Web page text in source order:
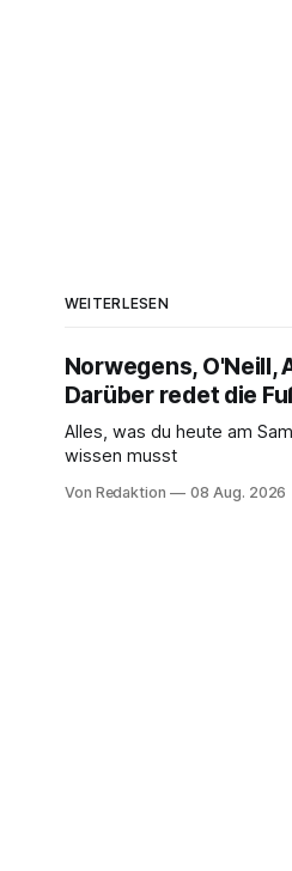
WEITERLESEN
Norwegens, O'Neill,
Darüber redet die
Alles, was du heute am
wissen musst
Von Redaktion 08 Aug. 2026